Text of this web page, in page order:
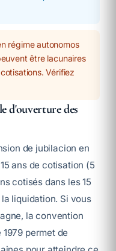
régime autonomos
être lacunaires
Vérifiez
d'ouverture des
de jubilacion en
ans de cotisation (5
cotisés dans les 15
liquidation. Si vous
la convention
permet de